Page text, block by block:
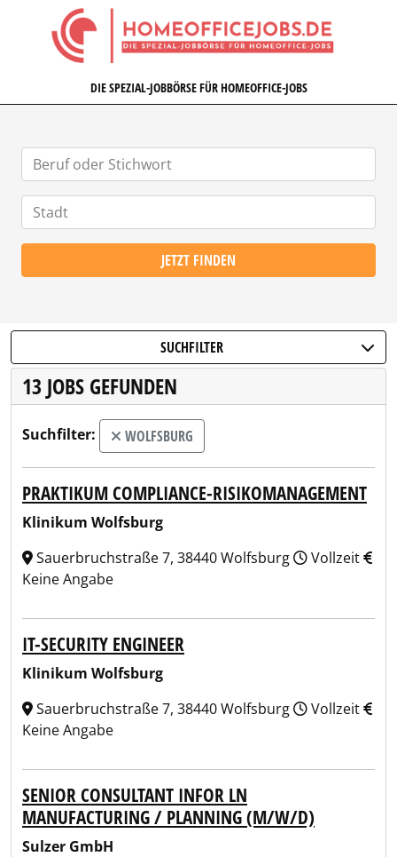
HOMEOFFICEJOBS.DE
DIE SPEZIAL-JOBBÖRSE FÜR HOMEOFFICE-JOBS
JETZT FINDEN
SUCHFILTER
13 JOBS GEFUNDEN
Suchfilter: WOLFSBURG
PRAKTIKUM COMPLIANCE-RISIKOMANAGEMENT
Klinikum Wolfsburg
Sauerbruchstraße 7, 38440 Wolfsburg
Vollzeit
Keine Angabe
IT-SECURITY ENGINEER
Klinikum Wolfsburg
Sauerbruchstraße 7, 38440 Wolfsburg
Vollzeit
Keine Angabe
SENIOR CONSULTANT INFOR LN
MANUFACTURING / PLANNING (M/W/D)
Sulzer GmbH